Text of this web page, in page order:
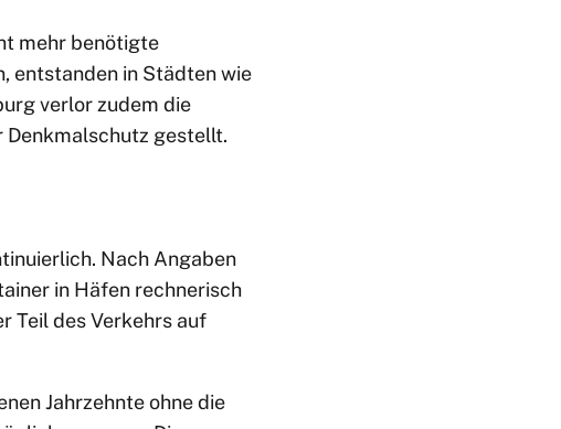
mehr benötigte
entstanden in Städten wie
verlor zudem die
Denkmalschutz gestellt.
Nach Angaben
in Häfen rechnerisch
Teil des Verkehrs auf
Jahrzehnte ohne die